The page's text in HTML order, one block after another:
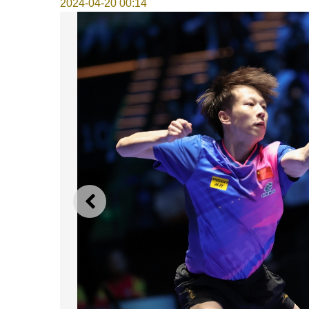
2024-04-20 00:14
上一则